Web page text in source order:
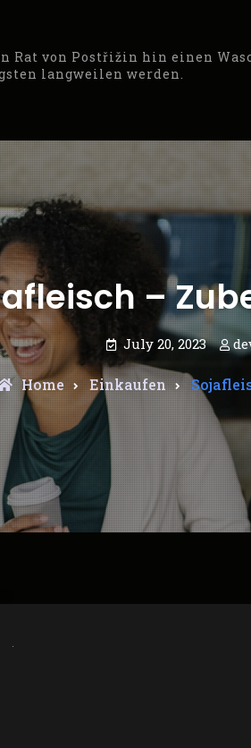
von Postřižin hin einen
langweilen werden.
–
July 20, 2023
Home Einkaufen